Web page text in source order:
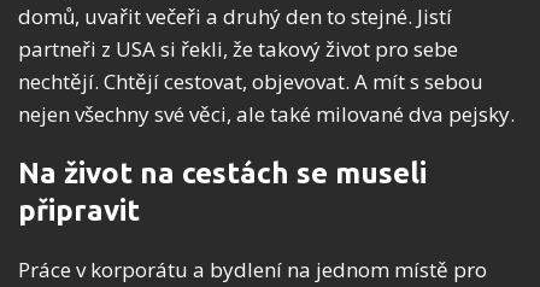
domů, uvařit večeři a druhý den to stejné. Jistí
partneři z USA si řekli, že takový život pro sebe
nechtějí. Chtějí cestovat, objevovat. A mít s sebou
nejen všechny své věci, ale také milované dva pejsky.
Na život na cestách se museli
připravit
Práce v korporátu a bydlení na jednom místě pro